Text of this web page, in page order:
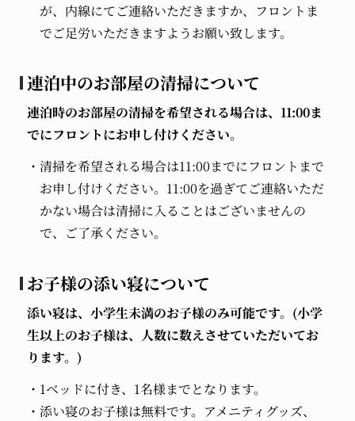
が、内線にてご連絡いただきますか、フロントま
でご足労いただきますようお願い致します。
連泊中のお部屋の清掃について
連泊時のお部屋の清掃を希望される場合は、11:00ま
でにフロントにお申し付けください。
清掃を希望される場合は11:00までにフロントまで
お申し付けください。11:00を過ぎてご連絡いただ
かない場合は清掃に入ることはございませんの
で、ご了承ください。
お子様の添い寝について
添い寝は、小学生未満のお子様のみ可能です。(小学
生以上のお子様は、人数に数えさせていただいてお
ります。)
1ベッドに付き、1名様までとなります。
添い寝のお子様は無料です。アメニティグッズ、